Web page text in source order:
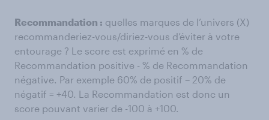
Recommandation : quelles marques de l’univers (X)
recommanderiez-vous/diriez-vous d’éviter à votre
entourage ? Le score est exprimé en % de
Recommandation positive - % de Recommandation
négative. Par exemple 60% de positif – 20% de
négatif = +40. La Recommandation est donc un
score pouvant varier de -100 à +100.